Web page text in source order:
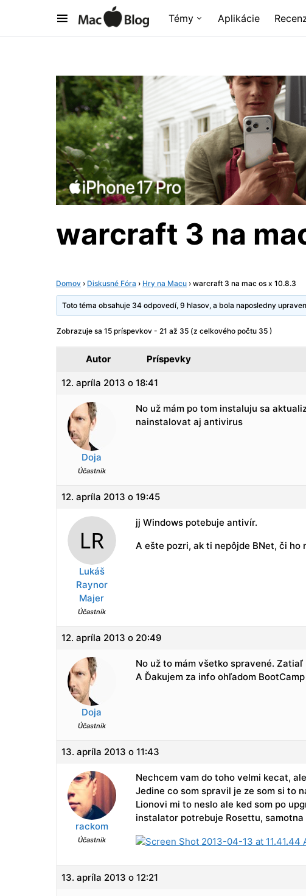
Témy Aplikácie
warcraft 3 na
Domov › Diskusné Fóra › Hry na Macu › warcraft 3 na mac os x 10.8.3
Toto téma obsahuje 34 odpovedí, 9 hlasov, a bola naposledny
Zobrazuje sa 15 príspevkov - 21 až 35 (z celkového počtu 35 )
Autor Príspevky
12. apríla 2013 o 18:41
Doja
Účastník
No už mám po tom instaluju sa
nainstalovat aj antivirus
12. apríla 2013 o 19:45
Lukáš
Raynor
Majer
Účastník
jj Windows potebuje antivír.
A ešte pozri, ak ti nepôjde BNet, či ho
12. apríla 2013 o 20:49
Doja
Účastník
No už to mám všetko spravené. Zatiaľ
A Ďakujem za info ohľadom
13. apríla 2013 o 11:43
rackom
Účastník
Nechcem vam do toho velmi kecat,
Jedine co som spravil je ze som si to
Lionovi mi to neslo ale ked som po
instalator potrebuje Rosettu, samotna
13. apríla 2013 o 12:21